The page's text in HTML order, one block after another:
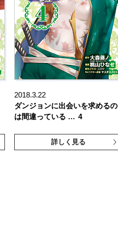
2018.3.22
ダンジョンに出会いを求めるの
は間違っている … 4
詳しく見る